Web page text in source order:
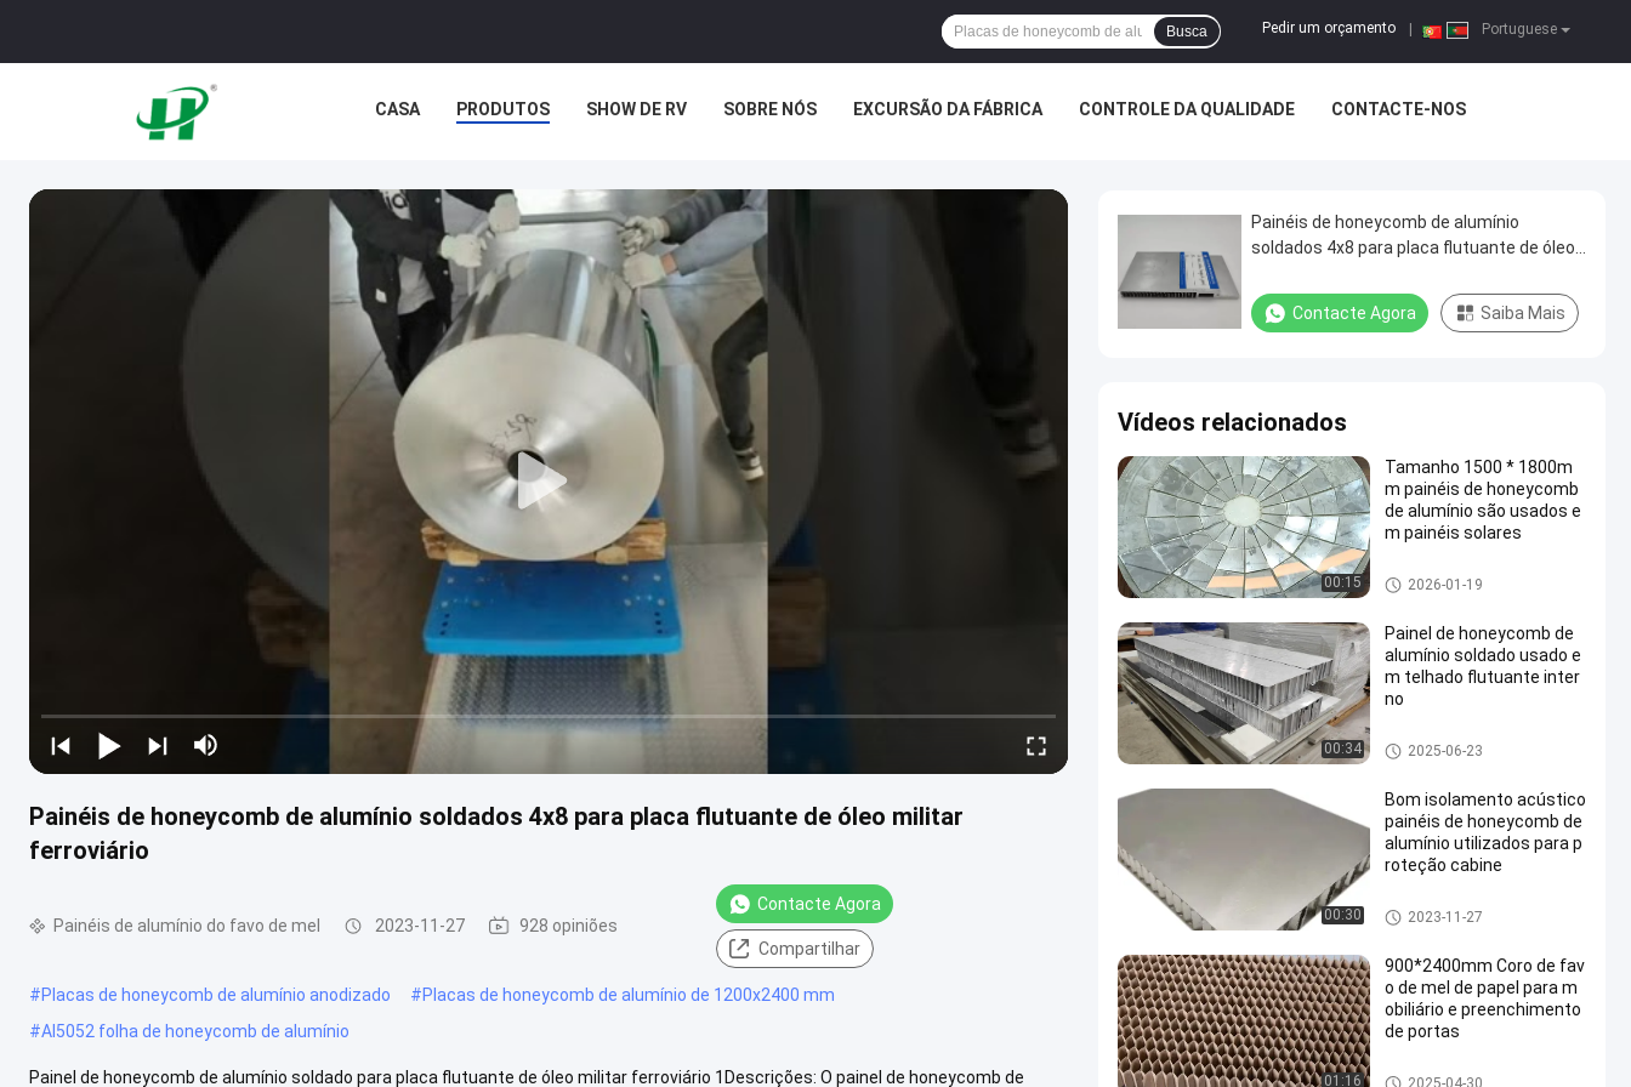
Portuguese
Pedir um orçamento
Busca
CASA PRODUTOS SHOW DE RV SOBRE NÓS EXCURSÃO DA FÁBRICA CONTROLE DA QUALIDADE CONTACTE-NOS
Painéis de honeycomb de alumínio soldados 4x8 para placa flutuante de óleo militar
ferroviário
Painéis de alumínio do favo de mel 2023-11-27 928 opiniões
Contacte Agora
Compartilhar
#Placas de honeycomb de alumínio anodizado #Placas de honeycomb de alumínio de 1200x2400 mm
#Al5052 folha de honeycomb de alumínio
Painel de honeycomb de alumínio soldado para placa flutuante de óleo militar ferroviário 1Descrições: O painel de honeycomb de
Painéis de honeycomb de alumínio
soldados 4x8 para placa flutuante de óleo
Contacte Agora Saiba Mais
Vídeos relacionados
00:15
Tamanho 1500 * 1800m
m painéis de honeycomb
de alumínio são usados e
m painéis solares
Painéis de alumínio do favo d
e mel
2026-01-19
00:34
Painel de honeycomb de
alumínio soldado usado e
m telhado flutuante inter
no
Produtos de favo de mel
2025-06-23
00:30
Bom isolamento acústico
painéis de honeycomb de
alumínio utilizados para p
roteção cabine
Painéis de alumínio do favo d
e mel
2023-11-27
01:16
900*2400mm Coro de fav
o de mel de papel para m
obiliário e preenchimento
de portas
Núcleo de favo de mel de papel
2025-04-30